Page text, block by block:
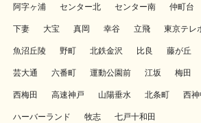
阿字ヶ浦 センター北 センター南 仲町台
下妻 大宝 真岡 幸谷 立飛 東京テレ
魚沼丘陵 野町 北鉄金沢 比良 藤が丘
芸大通 六番町 運動公園前 江坂 梅田
西梅田 高速神戸 山陽垂水 北条町 西
ハーバーランド 牧志 七戸十和田